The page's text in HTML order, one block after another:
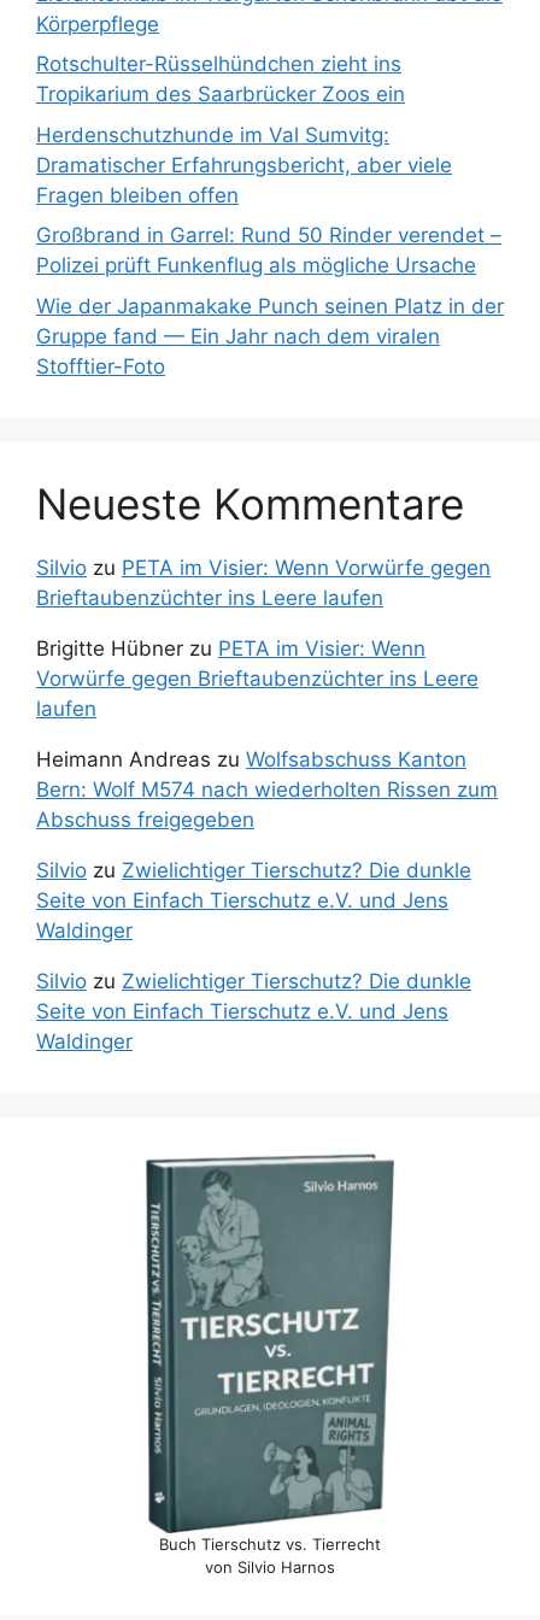
Körperpflege
Rotschulter-Rüsselhündchen zieht ins
Tropikarium des Saarbrücker Zoos ein
Herdenschutzhunde im Val Sumvitg:
Dramatischer Erfahrungsbericht, aber viele
Fragen bleiben offen
Großbrand in Garrel: Rund 50 Rinder verendet –
Polizei prüft Funkenflug als mögliche Ursache
Wie der Japanmakake Punch seinen Platz in der
Gruppe fand — Ein Jahr nach dem viralen
Stofftier-Foto
Neueste Kommentare
Silvio zu PETA im Visier: Wenn Vorwürfe gegen
Brieftaubenzüchter ins Leere laufen
Brigitte Hübner zu PETA im Visier: Wenn
Vorwürfe gegen Brieftaubenzüchter ins Leere
laufen
Heimann Andreas zu Wolfsabschuss Kanton
Bern: Wolf M574 nach wiederholten Rissen zum
Abschuss freigegeben
Silvio zu Zwielichtiger Tierschutz? Die dunkle
Seite von Einfach Tierschutz e.V. und Jens
Waldinger
Silvio zu Zwielichtiger Tierschutz? Die dunkle
Seite von Einfach Tierschutz e.V. und Jens
Waldinger
Buch Tierschutz vs. Tierrecht
von Silvio Harnos